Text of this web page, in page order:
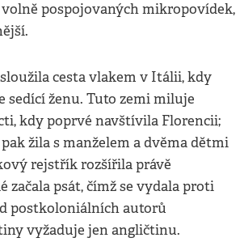
pospojovaných mikropovídek,
cesta vlakem v Itálii, kdy
sedící ženu. Tuto zemi miluje
kdy poprvé navštívila Florencii;
pak žila s manželem a dvěma dětmi
rejstřík rozšířila právě
začala psát, čímž se vydala proti
postkoloniálních autorů
vyžaduje jen angličtinu.